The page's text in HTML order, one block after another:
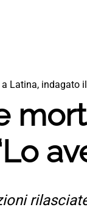
Latina, indagato